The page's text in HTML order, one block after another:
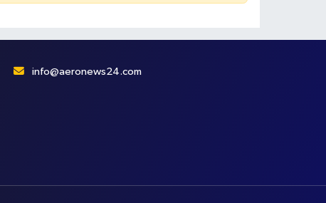
info@aeronews24.com